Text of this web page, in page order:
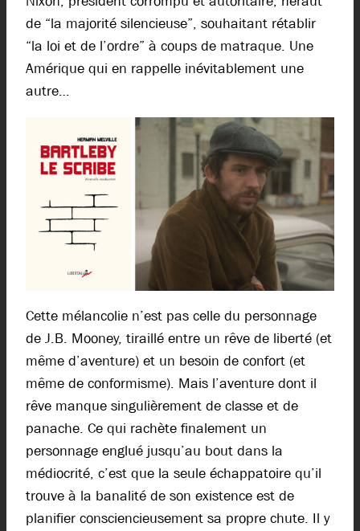
de “la majorité silencieuse”, souhaitant rétablir
“la loi et de l’ordre” à coups de matraque. Une
Amérique qui en rappelle inévitablement une
autre…
Cette mélancolie n’est pas celle du personnage
de J.B. Mooney, tiraillé entre un rêve de liberté (et
même d’aventure) et un besoin de confort (et
même de conformisme). Mais l’aventure dont il
rêve manque singulièrement de classe et de
panache. Ce qui rachète finalement un
personnage englué jusqu’au bout dans la
médiocrité, c’est que la seule échappatoire qu’il
trouve à la banalité de son existence est de
planifier consciencieusement sa propre chute. Il y